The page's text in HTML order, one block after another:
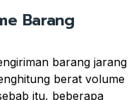
Barang
barang jarang
berat volume
itu, beberapa